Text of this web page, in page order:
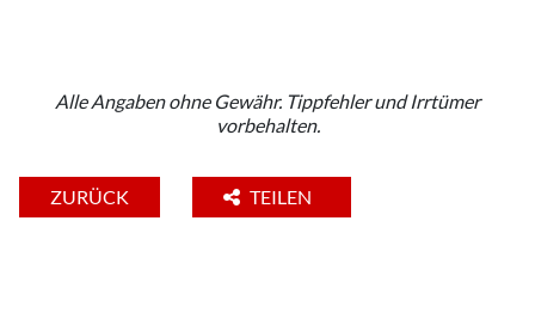
Alle Angaben ohne Gewähr. Tippfehler und Irrtümer
vorbehalten.
ZURÜCK TEILEN